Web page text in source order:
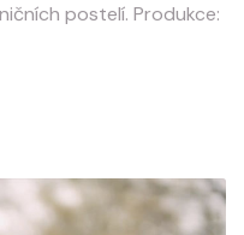
postelí. Produkce: